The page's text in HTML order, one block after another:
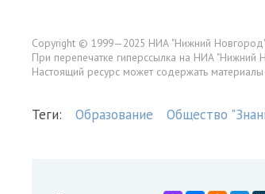
Copyright © 1999—2025 НИА "Нижний
При перепечатке гиперссылка на НИА "Нижний
Настоящий ресурс может содержать
Теги: Образование Общество